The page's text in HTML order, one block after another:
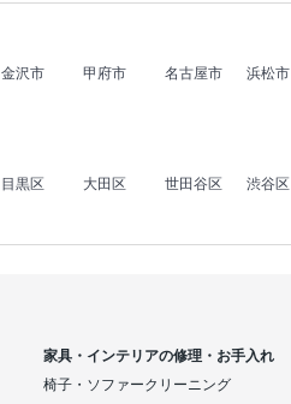
金沢市 甲府市 名古屋市 浜松市
目黒区 大田区 世田谷区 渋谷区
家具・インテリアの修理・お手入れ
椅子・ソファークリーニング